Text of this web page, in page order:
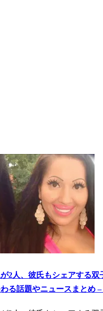
2人、彼氏もシェアする
る話題やニュースまとめ